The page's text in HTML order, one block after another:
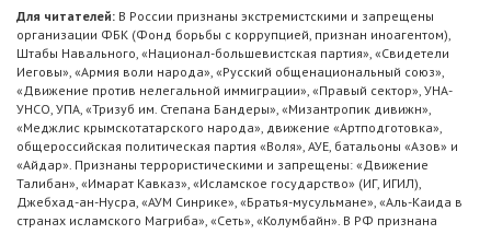
Для читателей: В России признаны экстремистскими и запрещены
организации ФБК (Фонд борьбы с коррупцией, признан иноагентом),
Штабы Навального, «Национал-большевистская партия», «Свидетели
Иеговы», «Армия воли народа», «Русский общенациональный союз»,
«Движение против нелегальной иммиграции», «Правый сектор», УНА-
УНСО, УПА, «Тризуб им. Степана Бандеры», «Мизантропик дивижн»,
«Меджлис крымскотатарского народа», движение «Артподготовка»,
общероссийская политическая партия «Воля», АУЕ, батальоны «Азов» и
«Айдар». Признаны террористическими и запрещены: «Движение
Талибан», «Имарат Кавказ», «Исламское государство» (ИГ, ИГИЛ),
Джебхад-ан-Нусра, «АУМ Синрике», «Братья-мусульмане», «Аль-Каида в
странах исламского Магриба», «Сеть», «Колумбайн». В РФ признана